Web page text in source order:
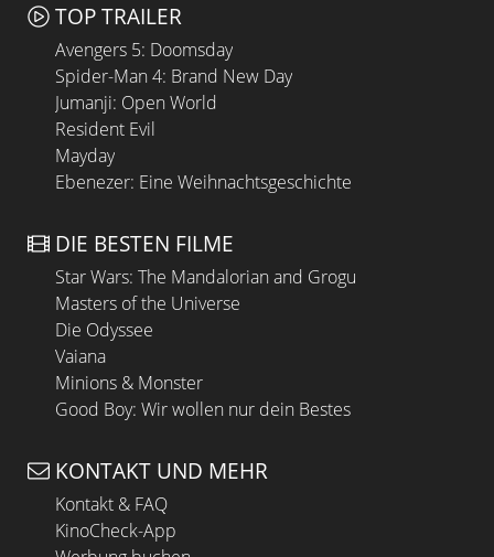
TOP TRAILER
Avengers 5: Doomsday
Spider-Man 4: Brand New Day
Jumanji: Open World
Resident Evil
Mayday
Ebenezer: Eine Weihnachtsgeschichte
DIE BESTEN FILME
Star Wars: The Mandalorian and Grogu
Masters of the Universe
Die Odyssee
Vaiana
Minions & Monster
Good Boy: Wir wollen nur dein Bestes
KONTAKT UND MEHR
Kontakt & FAQ
KinoCheck-App